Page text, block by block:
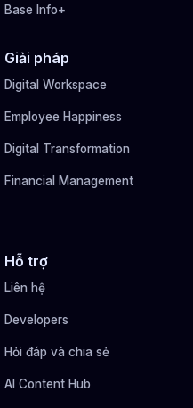
Base Info+
Giải pháp
Digital Workspace
Employee Happiness
Digital Transformation
Financial Management
Hỗ trợ
Liên hệ
Developers
Hỏi đáp và chia sẻ
AI Content Hub